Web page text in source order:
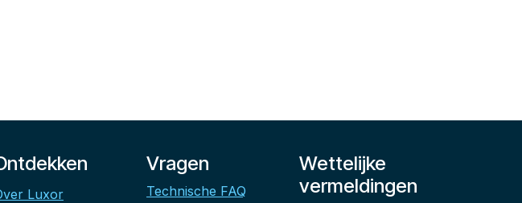
Luxor
Vragen
Technische FAQ
Wettelijke
vermeldingen